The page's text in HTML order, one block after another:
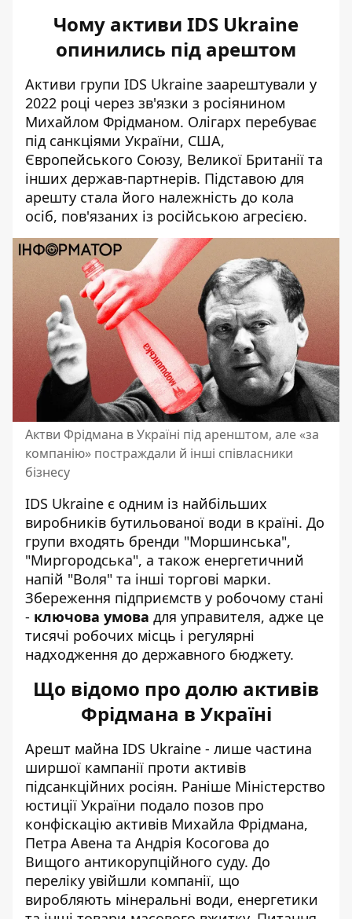
Чому активи IDS Ukraine
опинились під арештом
Активи групи IDS Ukraine заарештували у
2022 році через зв'язки з росіянином
Михайлом Фрідманом. Олігарх перебуває
під санкціями України, США,
Європейського Союзу, Великої Британії та
інших держав-партнерів. Підставою для
арешту стала його належність до кола
осіб, пов'язаних із російською агресією.
Актви Фрідмана в Україні під аренштом, але «за
компанію» постраждали й інші співласники
бізнесу
IDS Ukraine є одним із найбільших
виробників бутильованої води в країні. До
групи входять бренди "Моршинська",
"Миргородська", а також енергетичний
напій "Воля" та інші торгові марки.
Збереження підприємств у робочому стані
- ключова умова для управителя, адже це
тисячі робочих місць і регулярні
надходження до державного бюджету.
Що відомо про долю активів
Фрідмана в Україні
Арешт майна IDS Ukraine - лише частина
ширшої кампанії проти активів
підсанкційних росіян. Раніше Міністерство
юстиції України подало позов про
конфіскацію активів Михайла Фрідмана,
Петра Авена та Андрія Косогова до
Вищого антикорупційного суду. До
переліку увійшли компанії, що
виробляють мінеральні води, енергетики